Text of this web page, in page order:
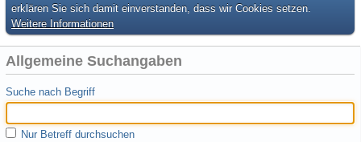
erklären Sie sich damit einverstanden, dass wir Cookies setzen.
Weitere Informationen
Allgemeine Suchangaben
Suche nach Begriff
Nur Betreff durchsuchen